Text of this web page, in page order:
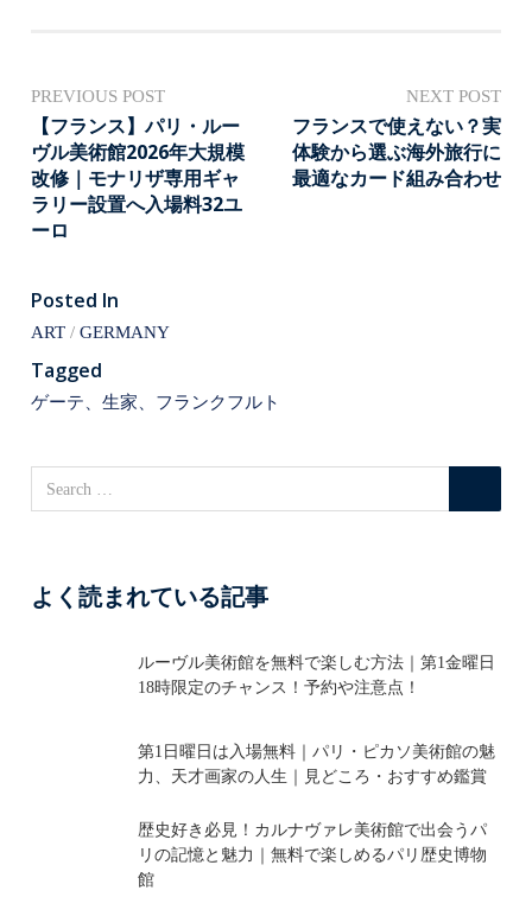
投
稿
ナ
ビ
ゲ
シ
ョ
ン
PREVIOUS POST
【フランス】パリ・ルー
ヴル美術館2026年大規模
改修｜モナリザ専用ギャ
ラリー設置へ入場料32ユ
ーロ
NEXT POST
フランスで使えない？実
体験から選ぶ海外旅行に
最適なカード組み合わせ
Posted In
ART GERMANY
Tagged
ゲーテ、生家、フランクフルト
よく読まれている記事
ルーヴル美術館を無料で楽しむ方法｜第1金曜日
18時限定のチャンス！予約や注意点！
第1日曜日は入場無料｜パリ・ピカソ美術館の魅
力、天才画家の人生｜見どころ・おすすめ鑑賞
歴史好き必見！カルナヴァレ美術館で出会うパ
リの記憶と魅力｜無料で楽しめるパリ歴史博物
館